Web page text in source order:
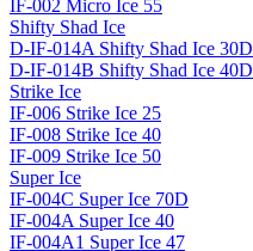
IF-002 Micro Ice 55
Shifty Shad Ice
D-IF-014A Shifty Shad Ice 30D
D-IF-014B Shifty Shad Ice 40D
Strike Ice
IF-006 Strike Ice 25
IF-008 Strike Ice 40
IF-009 Strike Ice 50
Super Ice
IF-004C Super Ice 70D
IF-004A Super Ice 40
IF-004A1 Super Ice 47